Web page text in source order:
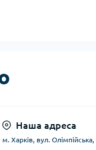
Наша адреса
м. Харків, вул.